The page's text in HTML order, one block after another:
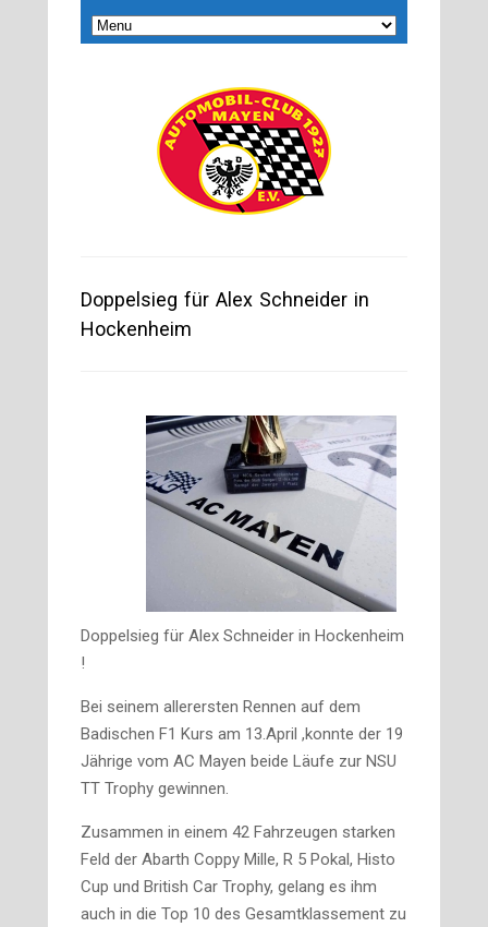
Doppelsieg für Alex Schneider in
Hockenheim
Doppelsieg für Alex Schneider in Hockenheim
!
Bei seinem allerersten Rennen auf dem
Badischen F1 Kurs am 13.April ,konnte der 19
Jährige vom AC Mayen beide Läufe zur NSU
TT Trophy gewinnen.
Zusammen in einem 42 Fahrzeugen starken
Feld der Abarth Coppy Mille, R 5 Pokal, Histo
Cup und British Car Trophy, gelang es ihm
auch in die Top 10 des Gesamtklassement zu